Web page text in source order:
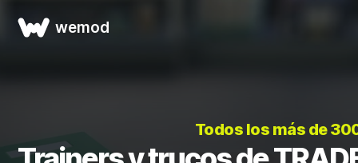
wemod
Todos los más de